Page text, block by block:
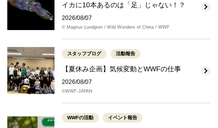
イカに10本あるのは「足」じゃない！？
2026/08/07
© Magnus Lundgren / Wild Wonders of China / WWF
スタッフブログ 活動報告
【夏休み企画】気候変動とWWFの仕事
2026/08/07
©WWF-JAPAN
WWFの活動 イベント報告